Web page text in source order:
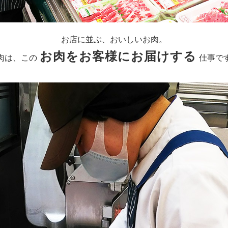
お店に並ぶ、おいしいお肉。
は、この お肉をお客様にお届けする 仕事で